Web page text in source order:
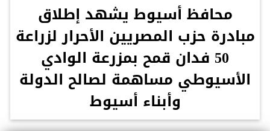
محافظ أسيوط يشهد إطلاق
مبادرة حزب المصريين الأحرار لزراعة
50 فدان قمح بمزرعة الوادي
الأسيوطي مساهمة لصالح الدولة
وأبناء أسيوط